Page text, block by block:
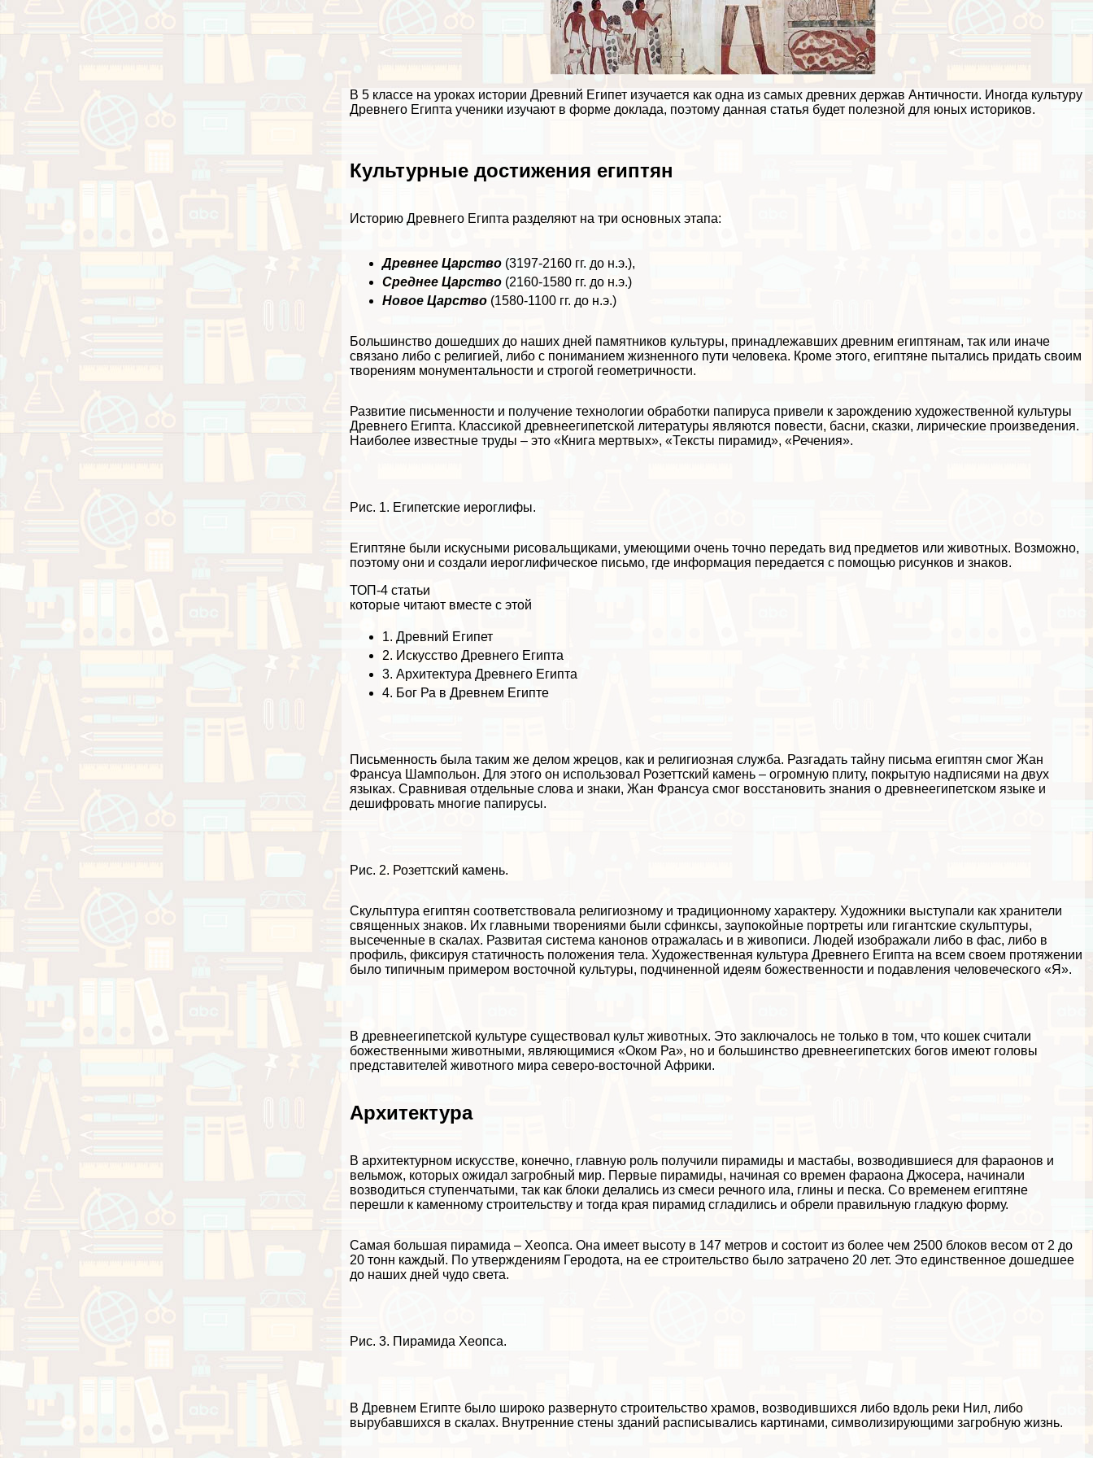
В 5 классе на уроках истории Древний Египет изучается как одна из самых древних держав Античности. Иногда культуру
Древнего Египта ученики изучают в форме доклада, поэтому данная статья будет полезной для юных историков.
Культурные достижения египтян
Историю Древнего Египта разделяют на три основных этапа:
Древнее Царство (3197-2160 гг. до н.э.),
Среднее Царство (2160-1580 гг. до н.э.)
Новое Царство (1580-1100 гг. до н.э.)
Большинство дошедших до наших дней памятников культуры, принадлежавших древним египтянам, так или иначе
связано либо с религией, либо с пониманием жизненного пути человека. Кроме этого, египтяне пытались придать своим
творениям монументальности и строгой геометричности.
Развитие письменности и получение технологии обработки папируса привели к зарождению художественной культуры
Древнего Египта. Классикой древнеегипетской литературы являются повести, басни, сказки, лирические произведения.
Наиболее известные труды – это «Книга мертвых», «Тексты пирамид», «Речения».
Рис. 1. Египетские иероглифы.
Египтяне были искусными рисовальщиками, умеющими очень точно передать вид предметов или животных. Возможно,
поэтому они и создали иероглифическое письмо, где информация передается с помощью рисунков и знаков.
ТОП-4 статьи
которые читают вместе с этой
1. Древний Египет
2. Искусство Древнего Египта
3. Архитектура Древнего Египта
4. Бог Ра в Древнем Египте
Письменность была таким же делом жрецов, как и религиозная служба. Разгадать тайну письма египтян смог Жан
Франсуа Шампольон. Для этого он использовал Розеттский камень – огромную плиту, покрытую надписями на двух
языках. Сравнивая отдельные слова и знаки, Жан Франсуа смог восстановить знания о древнеегипетском языке и
дешифровать многие папирусы.
Рис. 2. Розеттский камень.
Скульптура египтян соответствовала религиозному и традиционному хаpaктеру. Художники выступали как хранители
священных знаков. Их главными творениями были сфинксы, заупокойные портреты или гигантские скульптуры,
высеченные в скалах. Развитая система канонов отражалась и в живописи. Людей изображали либо в фас, либо в
профиль, фиксируя статичность положения тела. Художественная культура Древнего Египта на всем своем протяжении
было типичным примером восточной культуры, подчиненной идеям божественности и подавления человеческого «Я».
В древнеегипетской культуре существовал культ животных. Это заключалось не только в том, что кошек считали
божественными животными, являющимися «Оком Ра», но и большинство древнеегипетских богов имеют головы
представителей животного мира северо-восточной Африки.
Архитектура
В архитектурном искусстве, конечно, главную роль получили пирамиды и мастабы, возводившиеся для фараонов и
вельмож, которых ожидал загробный мир. Первые пирамиды, начиная со времен фараона Джосера, начинали
возводиться ступенчатыми, так как блоки делались из смеси речного ила, глины и песка. Со временем египтяне
перешли к каменному строительству и тогда края пирамид сгладились и обрели правильную гладкую форму.
Самая большая пирамида – Хеопса. Она имеет высоту в 147 метров и состоит из более чем 2500 блоков весом от 2 до
20 тонн каждый. По утверждениям Геродота, на ее строительство было затрачено 20 лет. Это единственное дошедшее
до наших дней чудо света.
Рис. 3. Пирамида Хеопса.
В Древнем Египте было широко развернуто строительство храмов, возводившихся либо вдоль реки Нил, либо
вырубавшихся в скалах. Внутренние стены зданий расписывались картинами, символизирующими загробную жизнь.